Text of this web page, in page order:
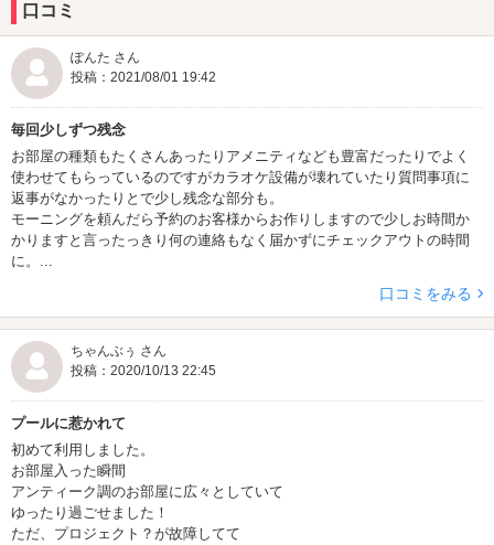
口コミ
ぽんた さん
投稿：2021/08/01 19:42
毎回少しずつ残念
お部屋の種類もたくさんあったりアメニティなども豊富だったりでよく
使わせてもらっているのですがカラオケ設備が壊れていたり質問事項に
返事がなかったりとで少し残念な部分も。
モーニングを頼んだら予約のお客様からお作りしますので少しお時間か
かりますと言ったっきり何の連絡もなく届かずにチェックアウトの時間
に。...
口コミをみる
ちゃんぶぅ さん
投稿：2020/10/13 22:45
プールに惹かれて
初めて利用しました。
お部屋入った瞬間
アンティーク調のお部屋に広々としていて
ゆったり過ごせました！
ただ、プロジェクト？が故障してて